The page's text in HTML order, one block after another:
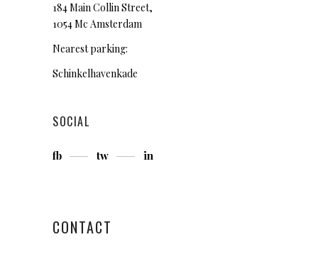
184 Main Collin Street,
1054 Mc Amsterdam
Nearest parking:
Schinkelhavenkade
SOCIAL
fb tw in
CONTACT